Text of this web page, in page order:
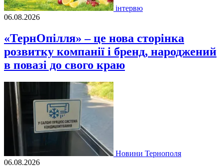
інтервю
06.08.2026
«ТернОпілля» – це нова сторінка
розвитку компанії і бренд, народжений
в повазі до свого краю
Новини Тернополя
06.08.2026